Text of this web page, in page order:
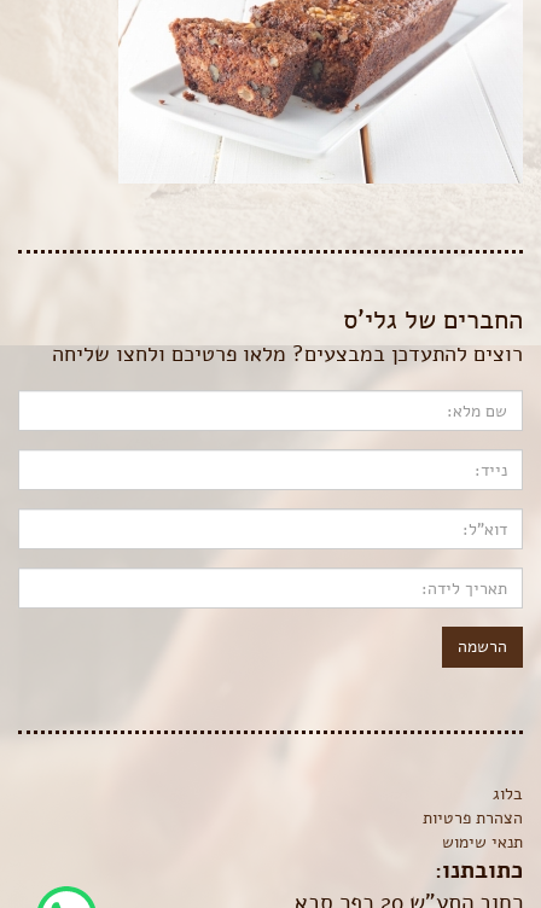
החברים של גלי’ס
רוצים להתעדכן במבצעים? מלאו פרטיכם ולחצו שליחה
הרשמה
בלוג
הצהרת פרטיות
תנאי שימוש
כתובתנו: